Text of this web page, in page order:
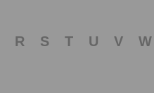
R S T U V W